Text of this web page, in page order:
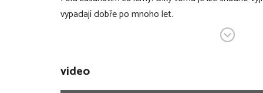
vypadají dobře po mnoho let.
komfortní polstrování k židličce CYBEX Click &
polštář Baby Set se sadou Click & Fold
video